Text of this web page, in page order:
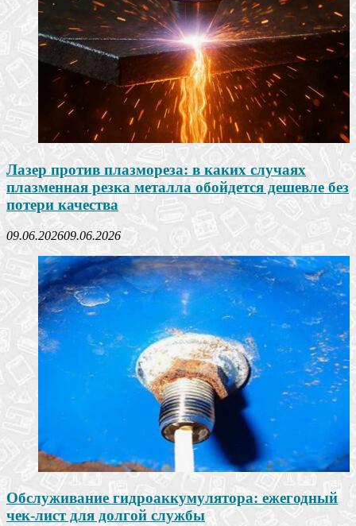
Лазер против плазмореза: в каких случаях
плазменная резка металла обойдется дешевле без
потери качества
09.06.202609.06.2026
Обслуживание гидроаккумулятора: ежегодный
чек-лист для долгой службы